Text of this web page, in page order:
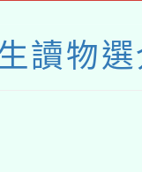
讀物